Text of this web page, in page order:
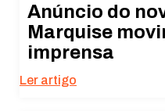
Anúncio do
Marquise
imprensa
Ler artigo